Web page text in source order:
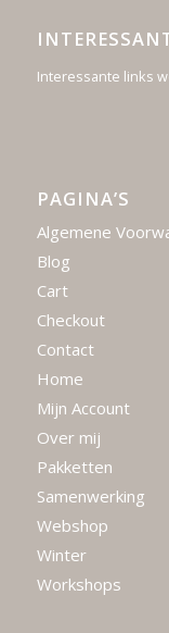
Interessante links
PAGINA’S
Algemene
Blog
Cart
Checkout
Contact
Home
Mijn Account
Over mij
Pakketten
Samenwerking
Webshop
Winter
Workshops